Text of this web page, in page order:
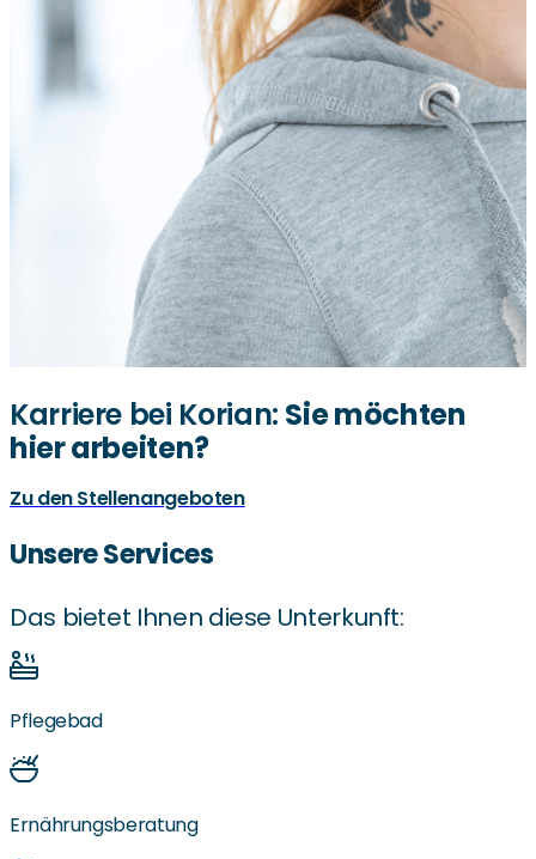
Karriere bei Korian: Sie möchten
hier arbeiten?
Zu den Stellenangeboten
Unsere Services
Das bietet Ihnen diese Unterkunft:
Pflegebad
Ernährungsberatung